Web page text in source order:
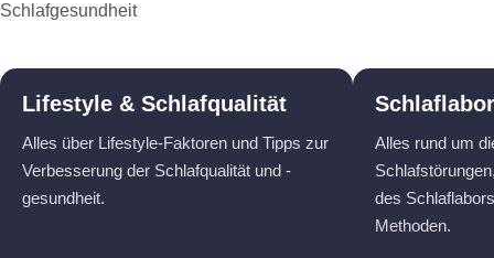
Schlafgesundheit
Lifestyle & Schlafqualität
Alles über Lifestyle-Faktoren und Tipps zur
Verbesserung der Schlafqualität und -
gesundheit.
Alles rund um
des
Methoden.